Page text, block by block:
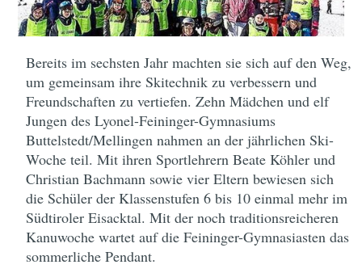
Bereits im sechsten Jahr machten sie sich auf den Weg,
um gemeinsam ihre Skitechnik zu verbessern und
Freundschaften zu vertiefen. Zehn Mädchen und elf
Jungen des Lyonel-Feininger-Gymnasiums
Buttelstedt/Mellingen nahmen an der jährlichen Ski-
Woche teil. Mit ihren Sportlehrern Beate Köhler und
Christian Bachmann sowie vier Eltern bewiesen sich
die Schüler der Klassenstufen 6 bis 10 einmal mehr im
Südtiroler Eisacktal. Mit der noch traditionsreicheren
Kanuwoche wartet auf die Feininger-Gymnasiasten das
sommerliche Pendant.